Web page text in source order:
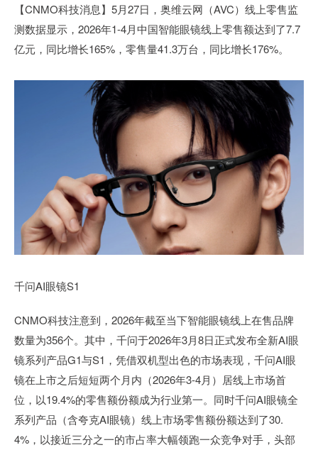
【CNMO科技消息】5月27日，奥维云网（AVC）线上零售监
测数据显示，2026年1-4月中国智能眼镜线上零售额达到了7.7
亿元，同比增长165%，零售量41.3万台，同比增长176%。
千问AI眼镜S1
CNMO科技注意到，2026年截至当下智能眼镜线上在售品牌
数量为356个。其中，千问于2026年3月8日正式发布全新AI眼
镜系列产品G1与S1，凭借双机型出色的市场表现，千问AI眼
镜在上市之后短短两个月内（2026年3-4月）居线上市场首
位，以19.4%的零售额份额成为行业第一。同时千问AI眼镜全
系列产品（含夸克AI眼镜）线上市场零售额份额达到了30.
4%，以接近三分之一的市占率大幅领跑一众竞争对手，头部